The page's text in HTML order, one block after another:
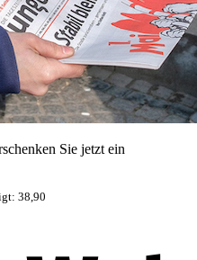
Sie jetzt ein
38,90